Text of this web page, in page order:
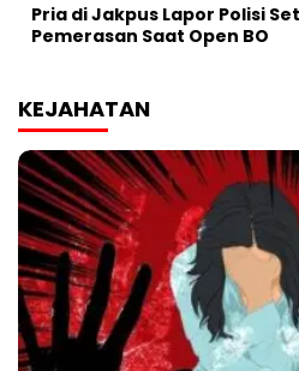
Pria di Jakpus Lapor Polisi
Pemerasan Saat Open BO
KEJAHATAN